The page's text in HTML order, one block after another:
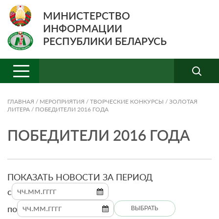
МИНИСТЕРСТВО
ИНФОРМАЦИИ
РЕСПУБЛИКИ БЕЛАРУСЬ
ГЛАВНАЯ / МЕРОПРИЯТИЯ / ТВОРЧЕСКИЕ КОНКУРСЫ / ЗОЛОТАЯ
ЛИТЕРА / ПОБЕДИТЕЛИ 2016 ГОДА
ПОБЕДИТЕЛИ 2016 ГОДА
ПОКАЗАТЬ НОВОСТИ ЗА ПЕРИОД
c
по
ВЫБРАТЬ